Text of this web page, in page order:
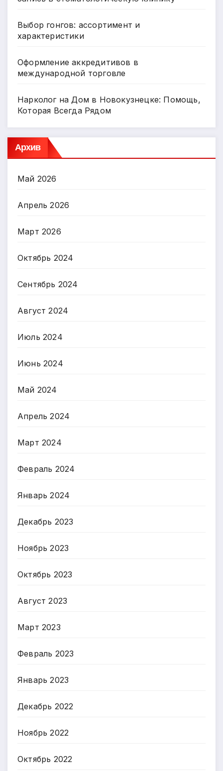
Выбор гонгов: ассортимент и
характеристики
Оформление аккредитивов в
международной торговле
Нарколог на Дом в Новокузнецке: Помощь,
Которая Всегда Рядом
Архив
Май 2026
Апрель 2026
Март 2026
Октябрь 2024
Сентябрь 2024
Август 2024
Июль 2024
Июнь 2024
Май 2024
Апрель 2024
Март 2024
Февраль 2024
Январь 2024
Декабрь 2023
Ноябрь 2023
Октябрь 2023
Август 2023
Март 2023
Февраль 2023
Январь 2023
Декабрь 2022
Ноябрь 2022
Октябрь 2022